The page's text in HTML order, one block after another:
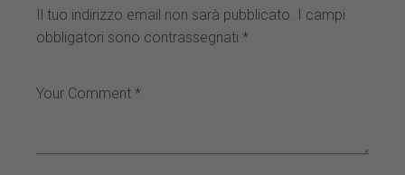
Il tuo indirizzo email non sarà pubblicato. I campi
obbligatori sono contrassegnati*